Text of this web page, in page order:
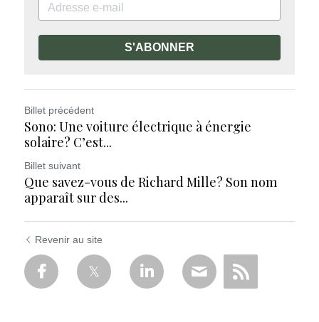
S'ABONNER
Billet précédent
Sono: Une voiture électrique à énergie
solaire? C’est...
Billet suivant
Que savez-vous de Richard Mille? Son nom
apparaît sur des...
Revenir au site